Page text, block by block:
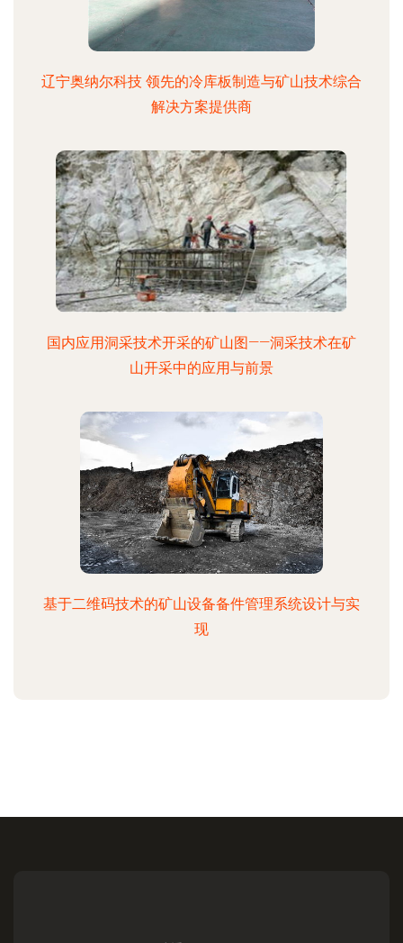
辽宁奥纳尔科技 领先的冷库板制造与矿山技术综合
解决方案提供商
国内应用洞采技术开采的矿山图——洞采技术在矿
山开采中的应用与前景
基于二维码技术的矿山设备备件管理系统设计与实
现